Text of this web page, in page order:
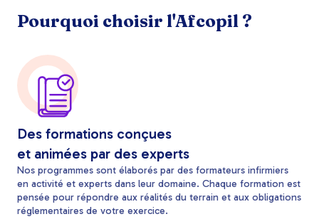
Pourquoi choisir l'Afcopil ?
Des formations conçues
et animées par des experts
Nos programmes sont élaborés par des formateurs infirmiers
en activité et experts dans leur domaine. Chaque formation est
pensée pour répondre aux réalités du terrain et aux obligations
réglementaires de votre exercice.